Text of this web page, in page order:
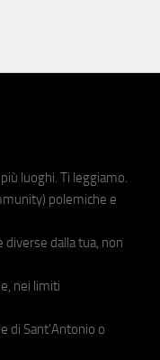
luoghi. Ti leggiamo.
polemiche e
diverse dalla tua, non
nei limiti
di Sant'Antonio o